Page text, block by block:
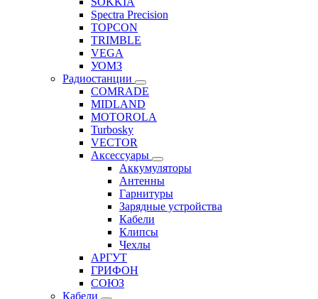
Spectra Precision
TOPCON
TRIMBLE
VEGA
УОМЗ
Радиостанции
COMRADE
MIDLAND
MOTOROLA
Turbosky
VECTOR
Аксессуары
Аккумуляторы
Антенны
Гарнитуры
Зарядные устройства
Кабели
Клипсы
Чехлы
АРГУТ
ГРИФОН
СОЮЗ
Кабели